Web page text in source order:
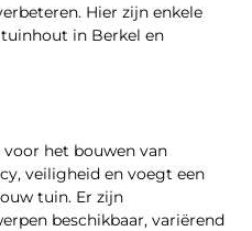
Hier zijn enkele
in Berkel en
voor het bouwen van
veiligheid en voegt een
tuin. Er zijn
beschikbaar, variërend